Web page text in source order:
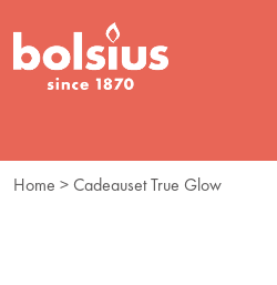
Home > Cadeauset True Glow